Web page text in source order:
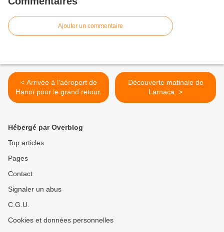
Ajouter un commentaire
< Arrivée à l'aéroport de
Hanoï pour le grand retour.
Découverte matinale de
Larnaca. >
Hébergé par Overblog
Top articles
Pages
Contact
Signaler un abus
C.G.U.
Cookies et données personnelles